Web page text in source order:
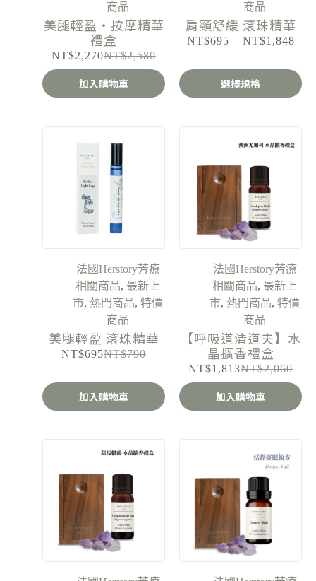
商品
美腿輕盈・按摩精華
禮盒
NT$2,580
NT$2,270
加入購物車
商品
肩頸舒緩 滾珠精華
NT$695 – NT$1,848
選擇規格
法國Herstory芳療
相關商品, 最新上
市, 熱門商品, 特價
商品
美腿輕盈 滾珠精華
NT$790
NT$695
加入購物車
法國Herstory芳療
相關商品, 最新上
市, 熱門商品, 特價
商品
【呼吸道清道夫】水
晶擴香禮盒
NT$2,060
NT$1,813
加入購物車